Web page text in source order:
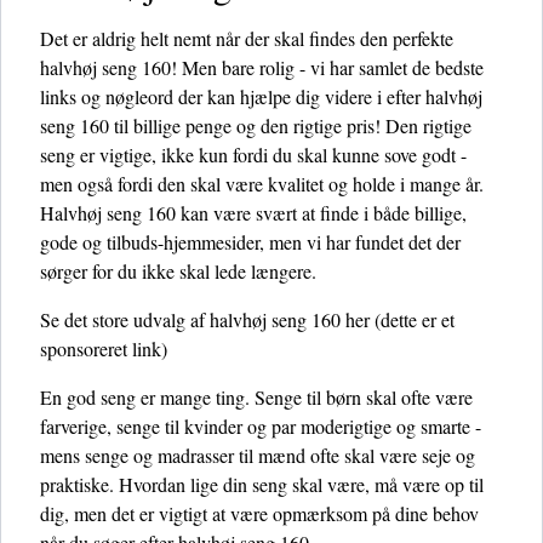
Det er aldrig helt nemt når der skal findes den perfekte
halvhøj seng 160! Men bare rolig - vi har samlet de bedste
links og nøgleord der kan hjælpe dig videre i efter halvhøj
seng 160 til billige penge og den rigtige pris! Den rigtige
seng er vigtige, ikke kun fordi du skal kunne sove godt -
men også fordi den skal være kvalitet og holde i mange år.
Halvhøj seng 160 kan være svært at finde i både billige,
gode og tilbuds-hjemmesider, men vi har fundet det der
sørger for du ikke skal lede længere.
Se det store udvalg af halvhøj seng 160 her(dette er et
sponsoreret link)
En god seng er mange ting. Senge til børn skal ofte være
farverige, senge til kvinder og par moderigtige og smarte -
mens senge og madrasser til mænd ofte skal være seje og
praktiske. Hvordan lige din seng skal være, må være op til
dig, men det er vigtigt at være opmærksom på dine behov